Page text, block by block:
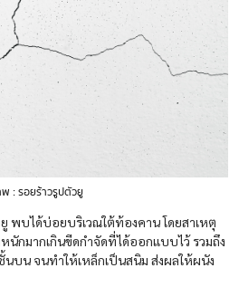
: รอยร้าวรูปตัวยู
พบได้บ่อยบริเวณใต้ท้องคาน โดยสาเหตุ
นักมากเกินขีดกำจัดที่ได้ออกแบบไว้ รวมถึง
บน จนทำให้เหล็กเป็นสนิม ส่งผลให้ผนัง